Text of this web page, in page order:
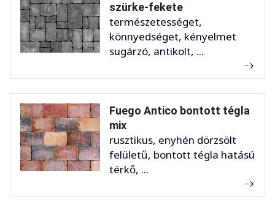
szürke-fekete
természetességet,
könnyedséget, kényelmet
sugárzó, antikolt, ...
Fuego Antico bontott tégla
mix
rusztikus, enyhén dörzsölt
felületű, bontott tégla hatású
térkő, ...